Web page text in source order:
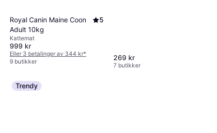
Royal Canin Maine Coon
Adult 10kg
5
Kattemat
999 kr
Eller 3 betalinger av 344 kr*
9 butikker
269 kr
7 butikker
Trendy